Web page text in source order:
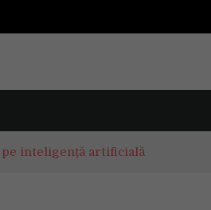
pe inteligență artificială